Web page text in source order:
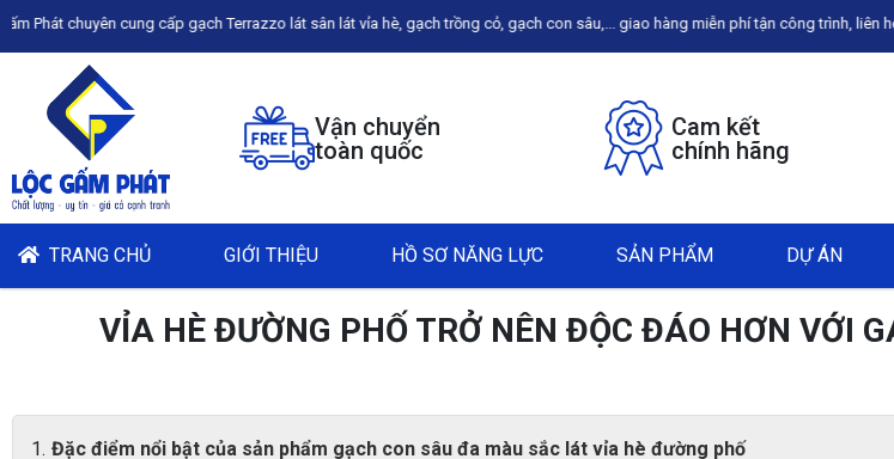
cung cấp gạch Terrazzo lát sân lát vỉa hè, gạch trồng cỏ, gạch con sâu,... giao hàng miễn phí tận công trình, liên hệ 0965.172.746
Vận chuyển
toàn quốc
Cam kết
chính hãng
TRANG CHỦ GIỚI THIỆU HỒ SƠ NĂNG LỰC SẢN PHẨM DỰ ÁN
VỈA HÈ ĐƯỜNG PHỐ TRỞ NÊN ĐỘC ĐÁO HƠN VỚI
Đặc điểm nổi bật của sản phẩm gạch con sâu đa màu sắc lát vỉa hè đường phố